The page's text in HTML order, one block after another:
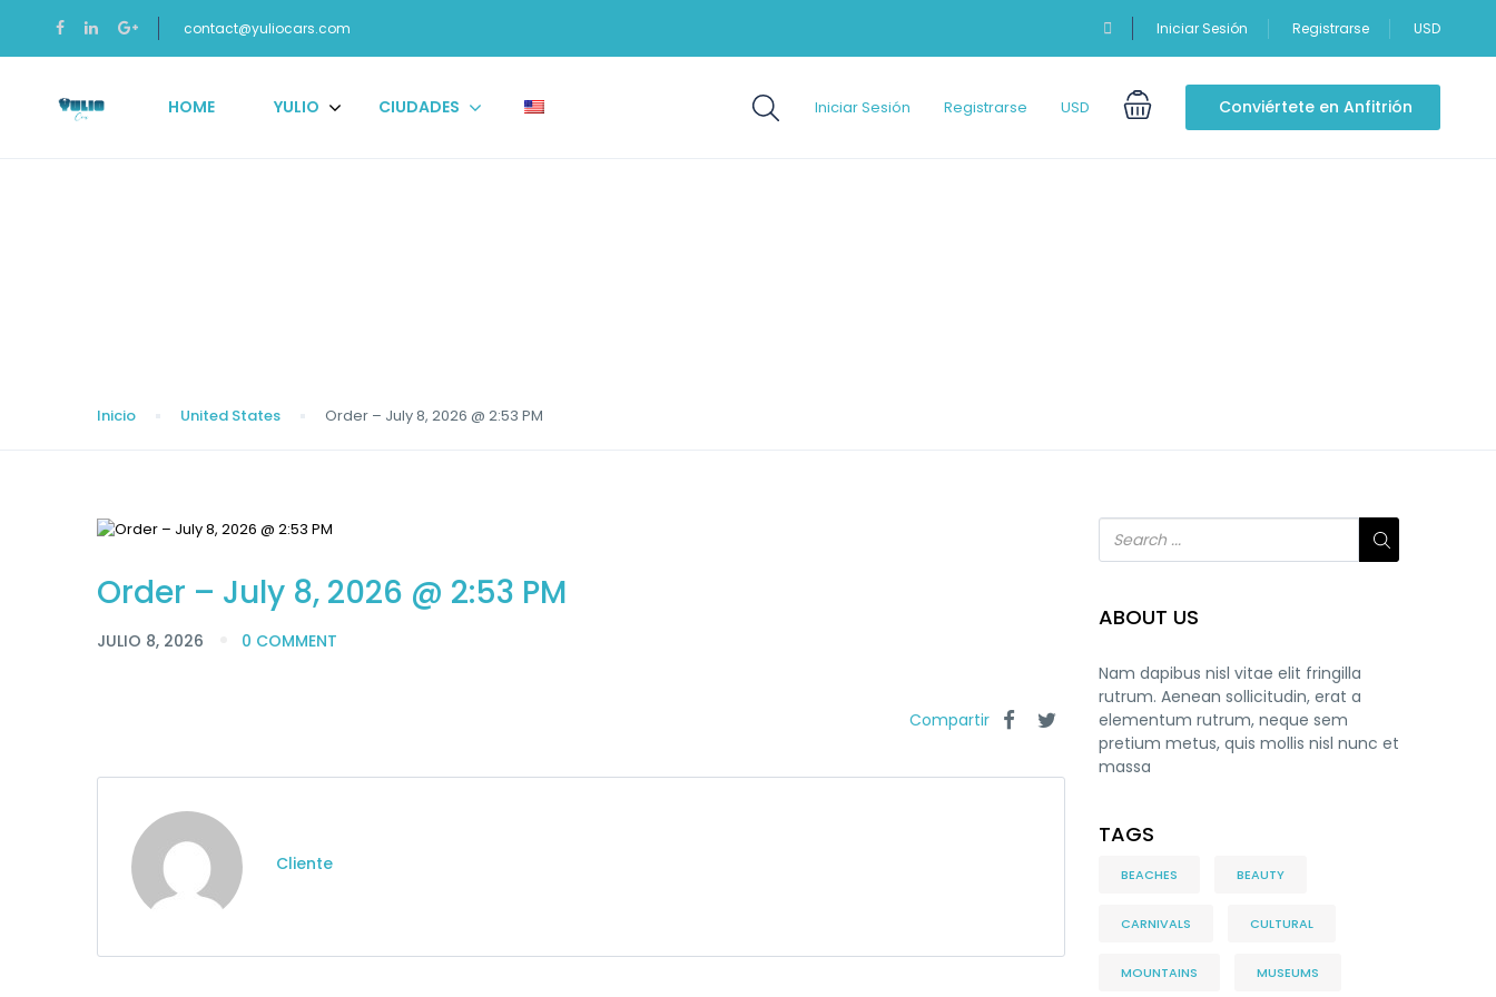
contact@yuliocars.com Iniciar Sesión Registrarse USD
HOME YULIO CIUDADES Iniciar Sesión Registrarse USD Conviértete en Anfitrión
Inicio United States Order – July 8, 2026 @ 2:53 PM
Order – July 8, 2026 @ 2:53 PM
JULIO 8, 2026 0 COMMENT
Compartir
Cliente
ABOUT US
Nam dapibus nisl vitae elit fringilla
rutrum. Aenean sollicitudin, erat a
elementum rutrum, neque sem
pretium metus, quis mollis nisl nunc et
massa
TAGS
BEACHES BEAUTY
CARNIVALS CULTURAL
MOUNTAINS MUSEUMS